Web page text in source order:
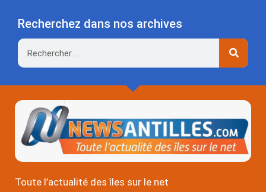
Recherchez dans nos archives
Rechercher
Toute l’actualité des îles sur le net